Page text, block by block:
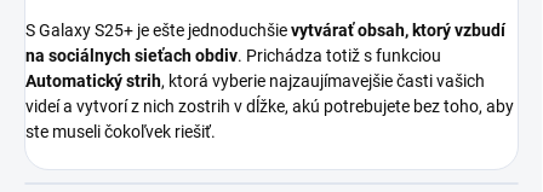
S Galaxy S25+ je ešte jednoduchšievytvárať obsah, ktorý vzbudí
na sociálnych sieťach obdiv. Prichádza totiž s funkciou
Automatický strih, ktorá vyberie najzaujímavejšie časti vašich
videí a vytvorí z nich zostrih v dĺžke, akú potrebujete bez toho, aby
ste museli čokoľvek riešiť.